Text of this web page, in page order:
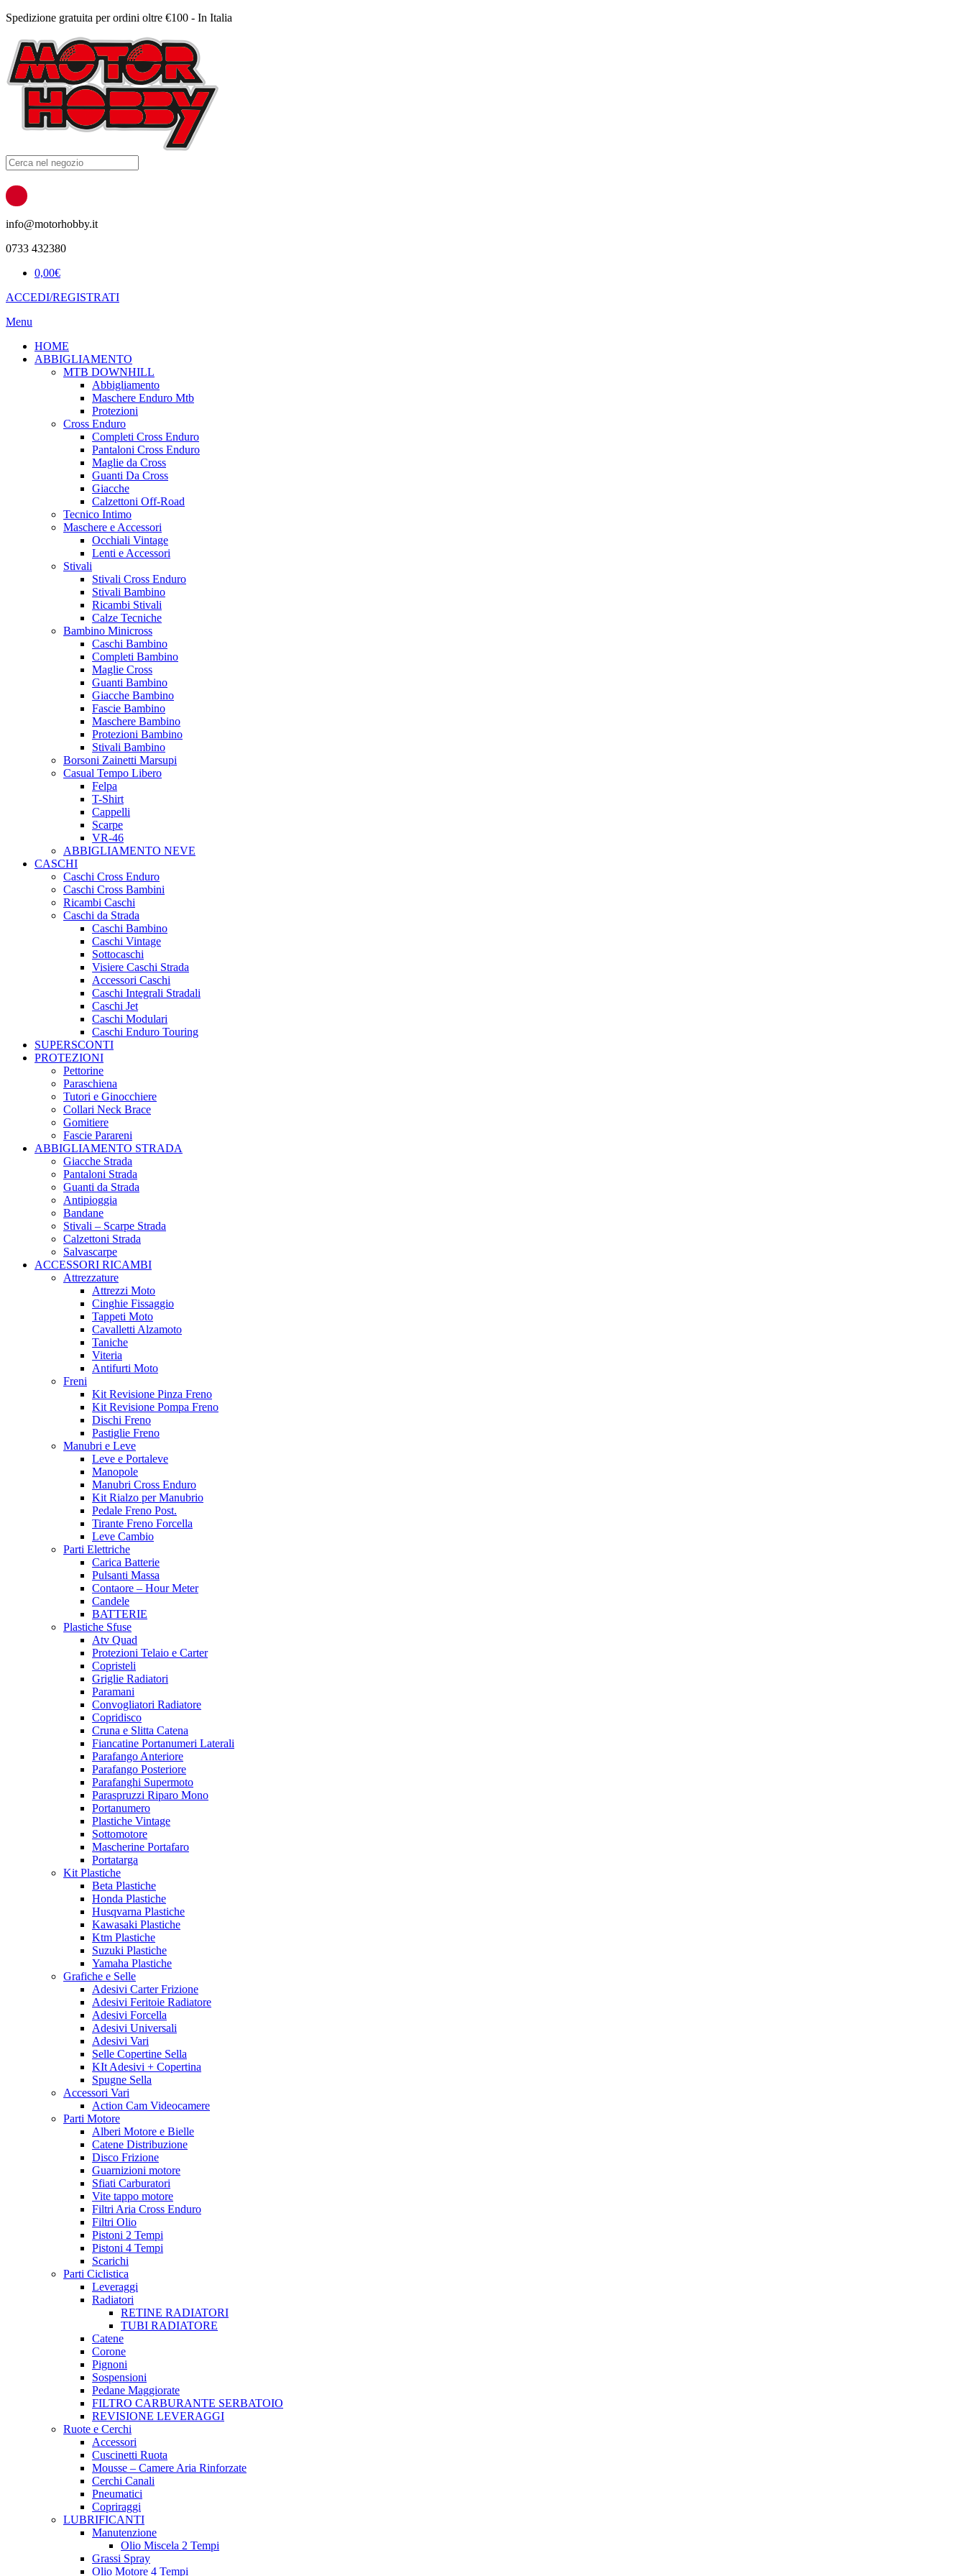
Spedizione gratuita per ordini oltre €100 - In Italia
Products
search
info@motorhobby.it
0733 432380
0,00€
ACCEDI/REGISTRATI
Menu
HOME
ABBIGLIAMENTO
MTB DOWNHILL
Abbigliamento
Maschere Enduro Mtb
Protezioni
Cross Enduro
Completi Cross Enduro
Pantaloni Cross Enduro
Maglie da Cross
Guanti Da Cross
Giacche
Calzettoni Off-Road
Tecnico Intimo
Maschere e Accessori
Occhiali Vintage
Lenti e Accessori
Stivali
Stivali Cross Enduro
Stivali Bambino
Ricambi Stivali
Calze Tecniche
Bambino Minicross
Caschi Bambino
Completi Bambino
Maglie Cross
Guanti Bambino
Giacche Bambino
Fascie Bambino
Maschere Bambino
Protezioni Bambino
Stivali Bambino
Borsoni Zainetti Marsupi
Casual Tempo Libero
Felpa
T-Shirt
Cappelli
Scarpe
VR-46
ABBIGLIAMENTO NEVE
CASCHI
Caschi Cross Enduro
Caschi Cross Bambini
Ricambi Caschi
Caschi da Strada
Caschi Bambino
Caschi Vintage
Sottocaschi
Visiere Caschi Strada
Accessori Caschi
Caschi Integrali Stradali
Caschi Jet
Caschi Modulari
Caschi Enduro Touring
SUPERSCONTI
PROTEZIONI
Pettorine
Paraschiena
Tutori e Ginocchiere
Collari Neck Brace
Gomitiere
Fascie Parareni
ABBIGLIAMENTO STRADA
Giacche Strada
Pantaloni Strada
Guanti da Strada
Antipioggia
Bandane
Stivali – Scarpe Strada
Calzettoni Strada
Salvascarpe
ACCESSORI RICAMBI
Attrezzature
Attrezzi Moto
Cinghie Fissaggio
Tappeti Moto
Cavalletti Alzamoto
Taniche
Viteria
Antifurti Moto
Freni
Kit Revisione Pinza Freno
Kit Revisione Pompa Freno
Dischi Freno
Pastiglie Freno
Manubri e Leve
Leve e Portaleve
Manopole
Manubri Cross Enduro
Kit Rialzo per Manubrio
Pedale Freno Post.
Tirante Freno Forcella
Leve Cambio
Parti Elettriche
Carica Batterie
Pulsanti Massa
Contaore – Hour Meter
Candele
BATTERIE
Plastiche Sfuse
Atv Quad
Protezioni Telaio e Carter
Copristeli
Griglie Radiatori
Paramani
Convogliatori Radiatore
Copridisco
Cruna e Slitta Catena
Fiancatine Portanumeri Laterali
Parafango Anteriore
Parafango Posteriore
Parafanghi Supermoto
Paraspruzzi Riparo Mono
Portanumero
Plastiche Vintage
Sottomotore
Mascherine Portafaro
Portatarga
Kit Plastiche
Beta Plastiche
Honda Plastiche
Husqvarna Plastiche
Kawasaki Plastiche
Ktm Plastiche
Suzuki Plastiche
Yamaha Plastiche
Grafiche e Selle
Adesivi Carter Frizione
Adesivi Feritoie Radiatore
Adesivi Forcella
Adesivi Universali
Adesivi Vari
Selle Copertine Sella
KIt Adesivi + Copertina
Spugne Sella
Accessori Vari
Action Cam Videocamere
Parti Motore
Alberi Motore e Bielle
Catene Distribuzione
Disco Frizione
Guarnizioni motore
Sfiati Carburatori
Vite tappo motore
Filtri Aria Cross Enduro
Filtri Olio
Pistoni 2 Tempi
Pistoni 4 Tempi
Scarichi
Parti Ciclistica
Leveraggi
Radiatori
RETINE RADIATORI
TUBI RADIATORE
Catene
Corone
Pignoni
Sospensioni
Pedane Maggiorate
FILTRO CARBURANTE SERBATOIO
REVISIONE LEVERAGGI
Ruote e Cerchi
Accessori
Cuscinetti Ruota
Mousse – Camere Aria Rinforzate
Cerchi Canali
Pneumatici
Copriraggi
LUBRIFICANTI
Manutenzione
Olio Miscela 2 Tempi
Grassi Spray
Olio Motore 4 Tempi